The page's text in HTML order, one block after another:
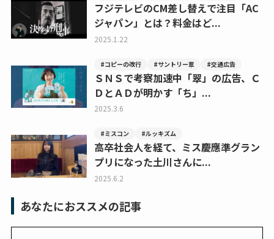
フジテレビのCM差し替えで注目「AC
ジャパン」とは？料金はど...
2025.1.22
#コピーの改行 #サントリー翠 #交通広告
ＳＮＳで考察加速中「翠」の広告、Ｃ
ＤとＡＤが明かす「ち」...
2025.3.6
#ミスコン #ルッキズム
高卒社会人を経て、ミス慶應準グラン
プリになった土川さんに...
2025.6.2
あなたにおススメの記事